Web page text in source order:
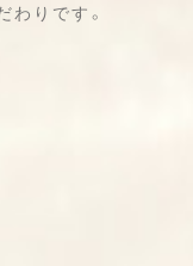
りです。